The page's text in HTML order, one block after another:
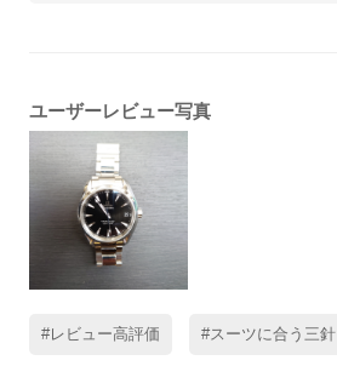
ユーザーレビュー写真
#レビュー高評価 #スーツに合う三針